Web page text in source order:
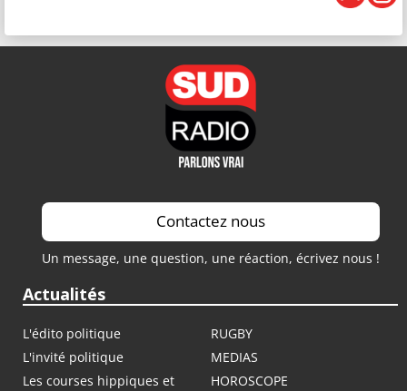
Contactez nous
Un message, une question, une réaction, écrivez nous !
Actualités
L'édito politique
RUGBY
L'invité politique
MEDIAS
Les courses hippiques et
HOROSCOPE